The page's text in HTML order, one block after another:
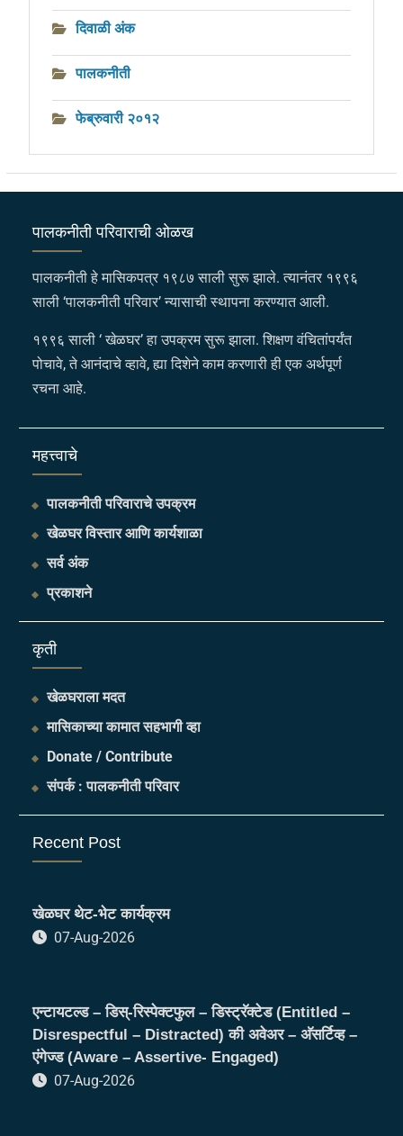
दिवाळी अंक
पालकनीती
फेब्रुवारी २०१२
पालकनीती परिवाराची ओळख
पालकनीती हे मासिकपत्र १९८७ साली सुरू झाले. त्यानंतर १९९६
साली ‘पालकनीती परिवार’ न्यासाची स्थापना करण्यात आली.
१९९६ साली ‘ खेळघर’ हा उपक्रम सुरू झाला. शिक्षण वंचितांपर्यंत
पोचावे, ते आनंदाचे व्हावे, ह्या दिशेने काम करणारी ही एक अर्थपूर्ण
रचना आहे.
महत्त्वाचे
पालकनीती परिवाराचे उपक्रम
खेळघर विस्तार आणि कार्यशाळा
सर्व अंक
प्रकाशने
​कृती
खेळघराला मदत
मासिकाच्या कामात सहभागी व्हा
Donate / Contribute
संपर्क : पालकनीती परिवार
Recent Post
खेळघर थेट-भेट कार्यक्रम
07-Aug-2026
एन्टायटल्ड – डिस्-रिस्पेक्टफुल – डिस्ट्रॅक्टेड (Entitled –
Disrespectful – Distracted) की अवेअर – अ‍ॅसर्टिव्ह –
एंगेज्ड (Aware – Assertive- Engaged)
07-Aug-2026